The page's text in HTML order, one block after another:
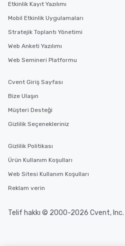
Etkinlik Kayıt Yazılımı
Mobil Etkinlik Uygulamaları
Stratejik Toplantı Yönetimi
Web Anketi Yazılımı
Web Semineri Platformu
Cvent Giriş Sayfası
Bize Ulaşın
Müşteri Desteği
Gizlilik Seçenekleriniz
Gizlilik Politikası
Ürün Kullanım Koşulları
Web Sitesi Kullanım Koşulları
Reklam verin
Telif hakkı © 2000-2026 Cvent, Inc.